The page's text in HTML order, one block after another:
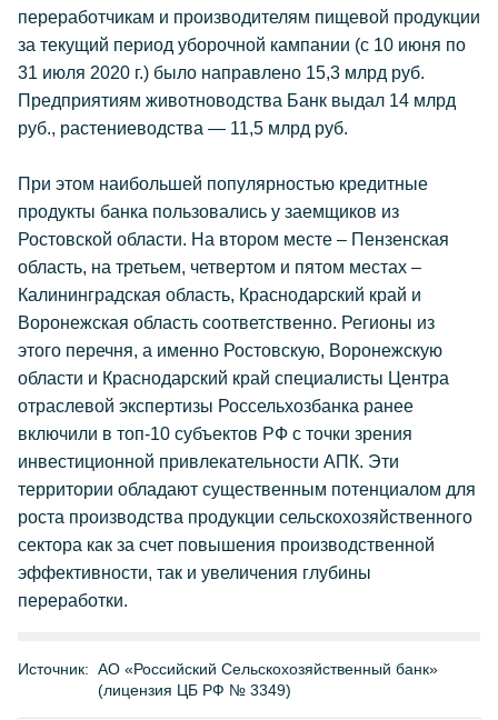
переработчикам и производителям пищевой продукции
за текущий период уборочной кампании (с 10 июня по
31 июля 2020 г.) было направлено 15,3 млрд руб.
Предприятиям животноводства Банк выдал 14 млрд
руб., растениеводства — 11,5 млрд руб.
При этом наибольшей популярностью кредитные
продукты банка пользовались у заемщиков из
Ростовской области. На втором месте – Пензенская
область, на третьем, четвертом и пятом местах –
Калининградская область, Краснодарский край и
Воронежская область соответственно. Регионы из
этого перечня, а именно Ростовскую, Воронежскую
области и Краснодарский край специалисты Центра
отраслевой экспертизы Россельхозбанка ранее
включили в топ-10 субъектов РФ с точки зрения
инвестиционной привлекательности АПК. Эти
территории обладают существенным потенциалом для
роста производства продукции сельскохозяйственного
сектора как за счет повышения производственной
эффективности, так и увеличения глубины
переработки.
Источник: АО «Российский Сельскохозяйственный банк»
(лицензия ЦБ РФ № 3349)